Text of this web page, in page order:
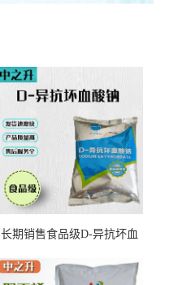
长期销售食品级D-异抗坏血